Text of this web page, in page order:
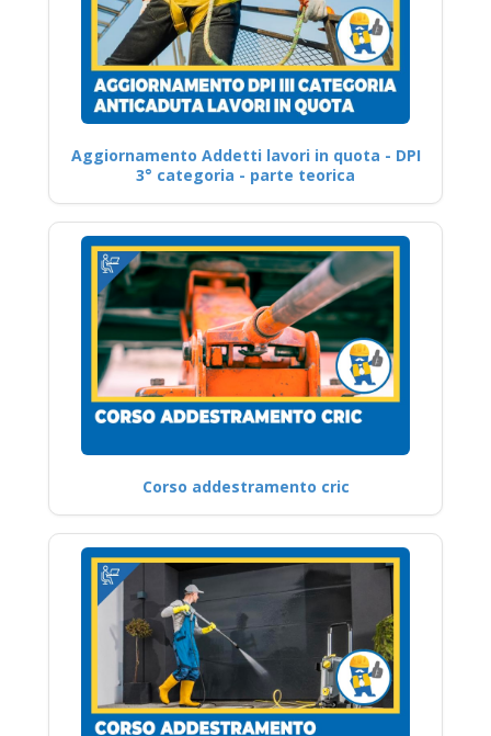
Aggiornamento Addetti lavori in quota - DPI
3° categoria - parte teorica
Corso addestramento cric